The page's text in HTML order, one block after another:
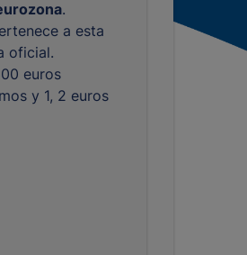
.
a esta
oficial.
euros
y 1, 2 euros